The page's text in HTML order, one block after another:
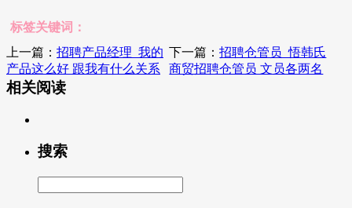
标签关键词：
上一篇： 招聘产品经理_我的
产品这么好 跟我有什么关系
下一篇：招聘仓管员_悟韩氏
商贸招聘仓管员 文员各两名
相关阅读
搜索